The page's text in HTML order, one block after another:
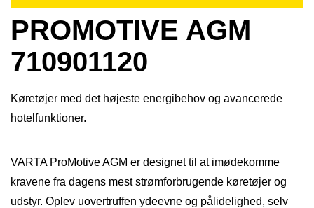
PROMOTIVE AGM
710901120
Køretøjer med det højeste energibehov og avancerede
hotelfunktioner.
VARTA ProMotive AGM er designet til at imødekomme
kravene fra dagens mest strømforbrugende køretøjer og
udstyr. Oplev uovertruffen ydeevne og pålidelighed, selv